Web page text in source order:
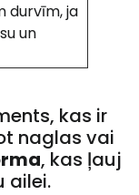
durvīm, ja
un
kas ir
naglas vai
, kas ļauj
ailei.